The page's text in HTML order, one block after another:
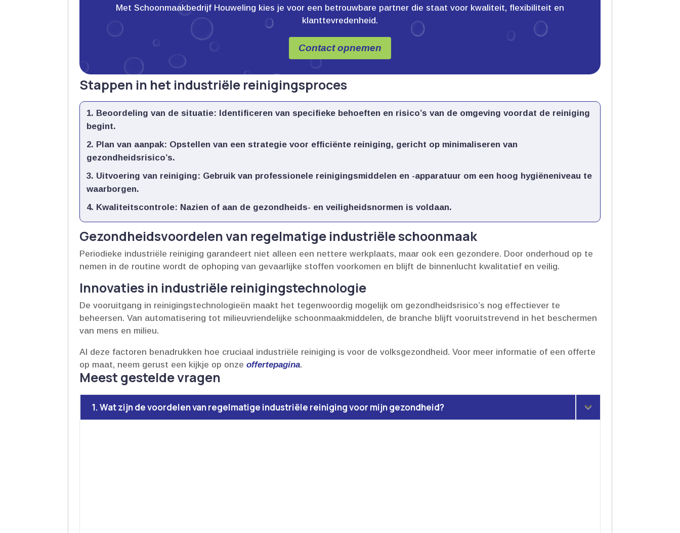
Met Schoonmaakbedrijf Houweling kies je voor een betrouwbare partner die staat voor kwaliteit, flexibiliteit en
klanttevredenheid.
Contact opnemen
Stappen in het industriële reinigingsproces
Beoordeling van de situatie: Identificeren van specifieke behoeften en risico’s van de omgeving voordat de reiniging
begint.​
Plan van aanpak: Opstellen van een strategie voor efficiënte reiniging, gericht op minimaliseren van
gezondheidsrisico’s.​
Uitvoering van reiniging: Gebruik van professionele reinigingsmiddelen en -apparatuur om een hoog hygiëneniveau te
waarborgen.​
Kwaliteitscontrole: Nazien of aan de gezondheids- en veiligheidsnormen is voldaan.​
Gezondheidsvoordelen van regelmatige industriële schoonmaak
Periodieke industriële reiniging garandeert niet alleen een nettere werkplaats, maar ook een gezondere.​ Door onderhoud op te
nemen in de routine wordt de ophoping van gevaarlijke stoffen voorkomen en blijft de binnenlucht kwalitatief en veilig.​
Innovaties in industriële reinigingstechnologie
De vooruitgang in reinigingstechnologieën maakt het tegenwoordig mogelijk om gezondheidsrisico’s nog effectiever te
beheersen.​ Van automatisering tot milieuvriendelijke schoonmaakmiddelen, de branche blijft vooruitstrevend in het beschermen
van mens en milieu.​
Al deze factoren benadrukken hoe cruciaal industriële reiniging is voor de volksgezondheid.​ Voor meer informatie of een offerte
op maat, neem gerust een kijkje op onzeoffertepagina.​
Meest gestelde vragen
1. Wat zijn de voordelen van regelmatige industriële reiniging voor mijn gezondheid?